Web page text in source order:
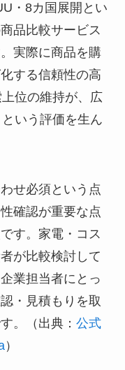
・8カ国展開とい
品比較サービス
実際に商品を購
する信頼性の高
位の維持が、広
いう評価を生ん
せ必須という点
確認が重要な点
す。家電・コス
が比較検討して
業担当者にとっ
・見積もりを取
。（出典： 公式
）